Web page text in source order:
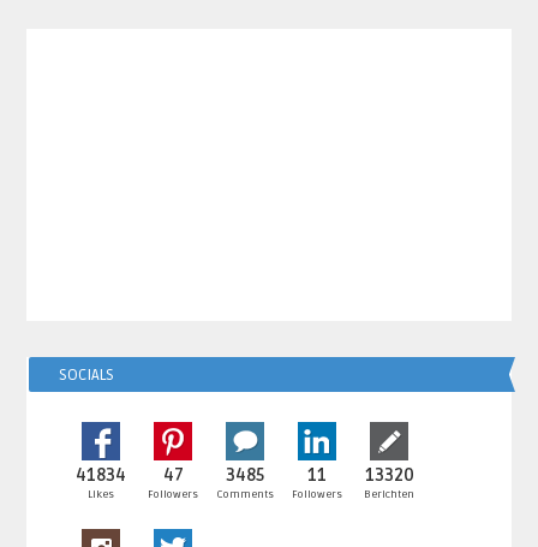
SOCIALS
41834
Likes
47
Followers
3485
Comments
11
Followers
13320
Berichten